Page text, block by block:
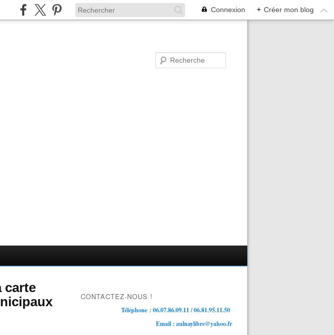
Connexion + Créer mon blog
carte
CONTACTEZ-NOUS !
Téléphone : 06.07.86.09.11 / 06.81.95.11.50
Email : aulnaylibre@yahoo.fr